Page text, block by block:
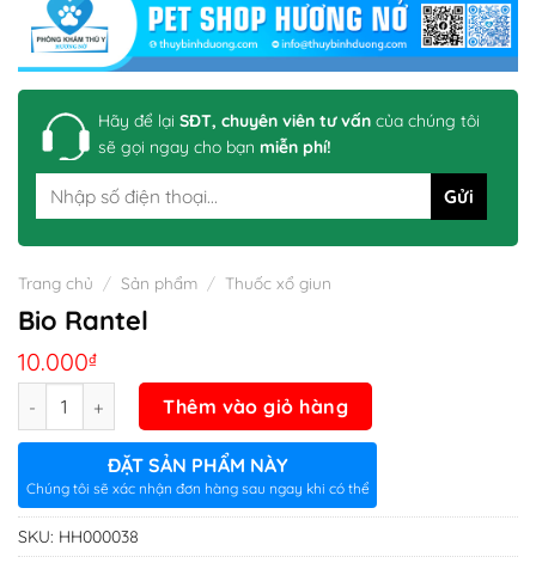
Hãy để lại SĐT, chuyên viên tư vấn của chúng tôi
sẽ gọi ngay cho bạn miễn phí!
Trang chủ / Sản phẩm / Thuốc xổ giun
Bio Rantel
10.000₫
Thêm vào giỏ hàng
ĐẶT SẢN PHẨM NÀY
Chúng tôi sẽ xác nhận đơn hàng sau ngay khi có thể
SKU: HH000038